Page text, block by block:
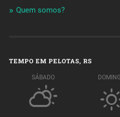
Quem somos?
TEMPO EM PELOTAS, RS
SÁBADO